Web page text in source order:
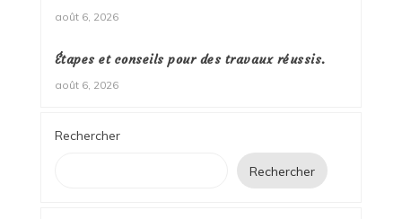
août 6, 2026
Étapes et conseils pour des travaux réussis.
août 6, 2026
Rechercher
Rechercher